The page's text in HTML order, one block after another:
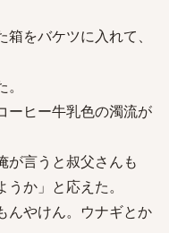
をバケツに入れて、
ーヒー牛乳色の濁流が
が言うと叔父さんも
か」と応えた。
んやけん。ウナギとか